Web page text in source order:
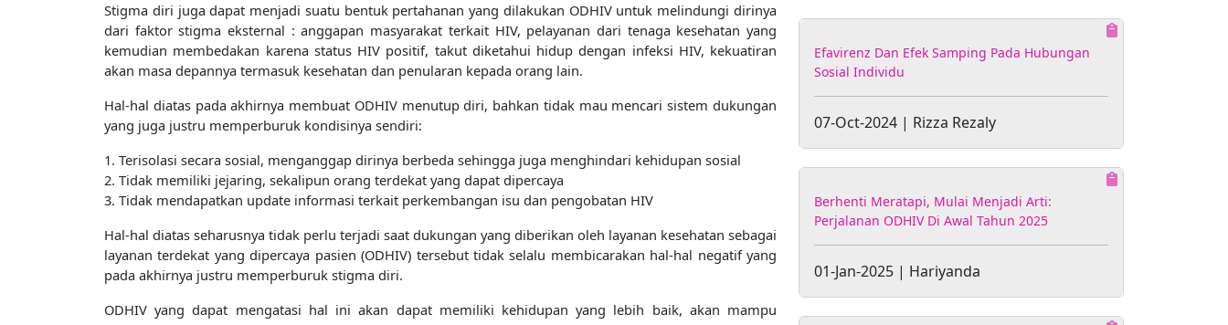
Stigma diri juga dapat menjadi suatu bentuk pertahanan yang dilakukan ODHIV untuk melindungi dirinya
dari faktor stigma eksternal : anggapan masyarakat terkait HIV, pelayanan dari tenaga kesehatan yang
kemudian membedakan karena status HIV positif, takut diketahui hidup dengan infeksi HIV, kekuatiran
akan masa depannya termasuk kesehatan dan penularan kepada orang lain.
Hal-hal diatas pada akhirnya membuat ODHIV menutup diri, bahkan tidak mau mencari sistem dukungan
yang juga justru memperburuk kondisinya sendiri:
1. Terisolasi secara sosial, menganggap dirinya berbeda sehingga juga menghindari kehidupan sosial
2. Tidak memiliki jejaring, sekalipun orang terdekat yang dapat dipercaya
3. Tidak mendapatkan update informasi terkait perkembangan isu dan pengobatan HIV
Hal-hal diatas seharusnya tidak perlu terjadi saat dukungan yang diberikan oleh layanan kesehatan sebagai
layanan terdekat yang dipercaya pasien (ODHIV) tersebut tidak selalu membicarakan hal-hal negatif yang
pada akhirnya justru memperburuk stigma diri.
ODHIV yang dapat mengatasi hal ini akan dapat memiliki kehidupan yang lebih baik, akan mampu
Efavirenz Dan Efek Samping Pada Hubungan
Sosial Individu
07-Oct-2024 | Rizza Rezaly
Berhenti Meratapi, Mulai Menjadi Arti:
Perjalanan ODHIV Di Awal Tahun 2025
01-Jan-2025 | Hariyanda